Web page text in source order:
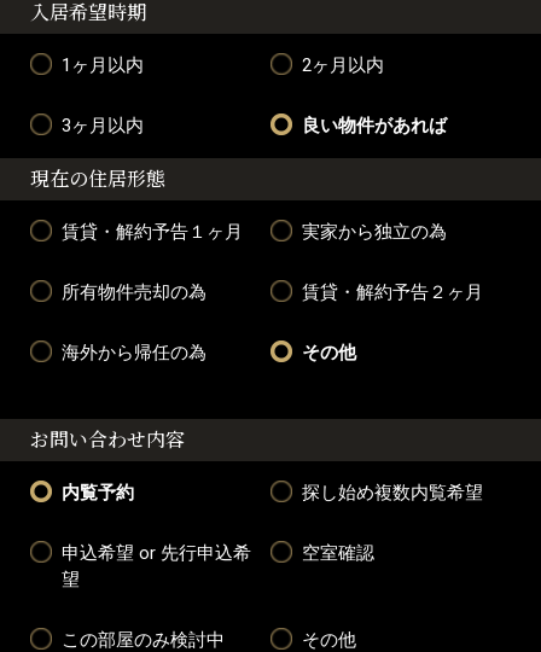
入居希望時期
1ヶ月以内 2ヶ月以内
3ヶ月以内 良い物件があれば
現在の住居形態
賃貸・解約予告１ヶ月 実家から独立の為
所有物件売却の為 賃貸・解約予告２ヶ月
海外から帰任の為 その他
お問い合わせ内容
内覧予約 探し始め複数内覧希望
申込希望 or 先行申込希
望
空室確認
この部屋のみ検討中 その他